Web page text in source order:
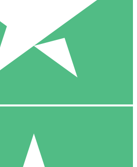
10 00
10 Descargas
20 00